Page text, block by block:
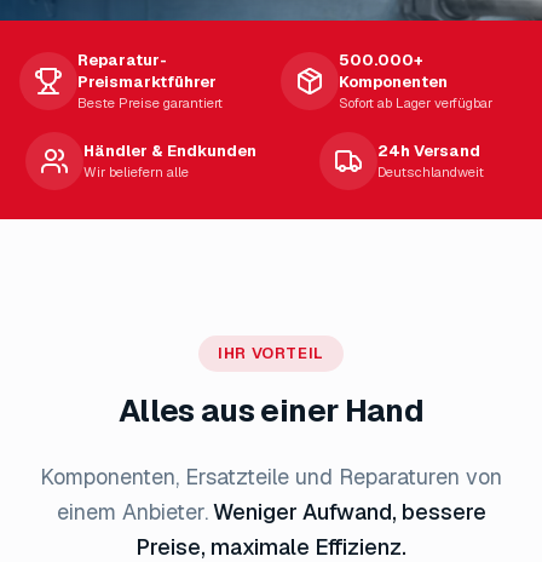
Reparatur-
Preismarktführer
Beste Preise garantiert
500.000+
Komponenten
Sofort ab Lager verfügbar
Händler & Endkunden
Wir beliefern alle
24h Versand
Deutschlandweit
IHR VORTEIL
Alles aus einer Hand
Komponenten, Ersatzteile und Reparaturen von
einem Anbieter.Weniger Aufwand, bessere
Preise, maximale Effizienz.